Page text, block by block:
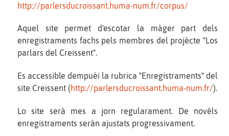
http://parlersducroissant.huma-num.fr/corpus/
Aquel site permet d'escotar la màger part dels
enregistraments fachs pels membres del projècte "Los
parlars del Creissent".
Es accessible dempuèi la rubrica "Enregistraments" del
site Creissent (http://parlersducroissant.huma-num.fr/).
Lo site serà mes a jorn regularament. De novèls
enregistraments seràn ajustats progressivament.